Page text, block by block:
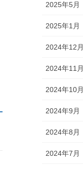
2025年5月
2025年1月
2024年12月
2024年11月
2024年10月
2024年9月
2024年8月
2024年7月